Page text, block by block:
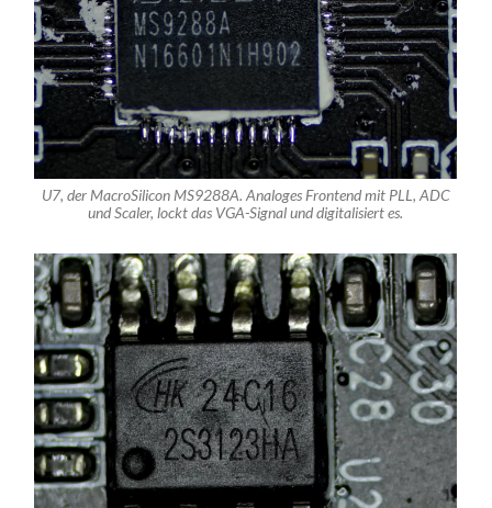
U7, der MacroSilicon MS9288A. Analoges Frontend mit PLL, ADC
und Scaler, lockt das VGA-Signal und digitalisiert es.